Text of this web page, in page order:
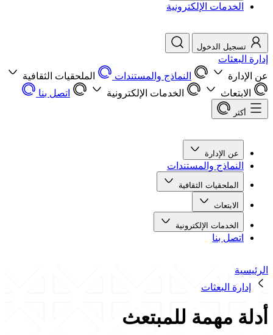
الخدمات الإلكترونية
تسجيل الدخول
إدارة البعثات
عن الإدارة
النماذج والمستندات
الملحقيات الثقافية
الابتعاث
الخدمات الإلكترونية اتصل بنا
أكثر
عن الإدارة
النماذج والمستندات
الملحقيات الثقافية
الابتعاث
الخدمات الإلكترونية
اتصل بنا
الرئيسية
إدارة البعثات
أدلة مهمة للمبتعث